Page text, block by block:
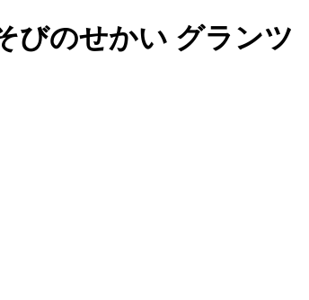
びのせかい グランツ